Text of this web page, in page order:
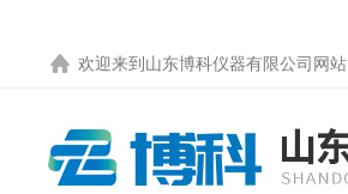
欢迎来到 山东博科仪器有限公司网站